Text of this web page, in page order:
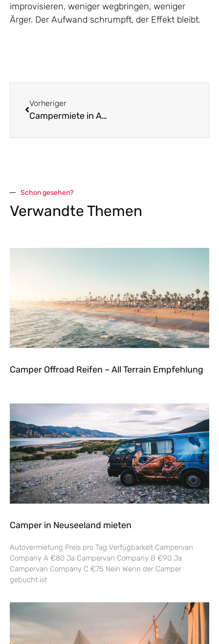
improvisieren, weniger wegbringen, weniger
Ärger. Der Aufwand schrumpft, der Effekt bleibt.
Vorheriger
Campermiete in Afrika – mit dem Allradfahrzeug durch Namibia
Schon gesehen?
Verwandte Themen
Camper Offroad Reifen – All Terrain Empfehlung
Camper in Neuseeland mieten
Autovermietung Preis pro Tag Verfügbarkeit Campervan
Company A €80 Ja Campervan Company B €90 Ja
Campervan Company C €75 Nein Wenn der Camper
gebucht ist